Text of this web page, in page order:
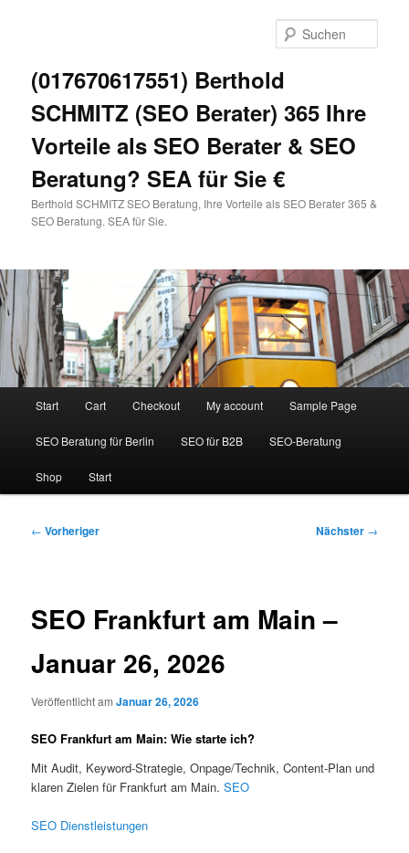
(017670617551) Berthold
SCHMITZ (SEO Berater) 365 Ihre
Vorteile als SEO Berater & SEO
Beratung? SEA für Sie €
Berthold SCHMITZ SEO Beratung, Ihre Vorteile als SEO Berater 365 &
SEO Beratung. SEA für Sie.
Start Cart Checkout My account Sample Page
SEO Beratung für Berlin SEO für B2B SEO-Beratung
Shop Start
Beitragsnavigation
← Vorheriger Nächster →
SEO Frankfurt am Main –
Januar 26, 2026
Veröffentlicht amJanuar 26, 2026
SEO Frankfurt am Main: Wie starte ich?
Mit Audit, Keyword-Strategie, Onpage/Technik, Content-Plan und
klaren Zielen für Frankfurt am Main.SEO
SEO Dienstleistungen